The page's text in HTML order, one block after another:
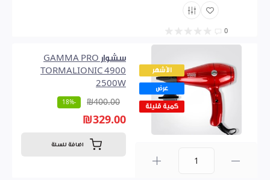
0
الأشهر
عرض
كمية قليلة
سشوار GAMMA PRO
TORMALIONIC 4900
2500W
₪400.00
-18%
₪329.00
اضافة للسلة